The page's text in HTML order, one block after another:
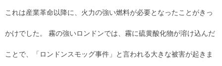
これは産業革命以降に、火力の強い燃料が必要となったことがきっ
かけでした。 霧の強いロンドンでは、霧に硫黄酸化物が溶け込んだ
ことで、「ロンドンスモッグ事件」と言われる大きな被害が起きま